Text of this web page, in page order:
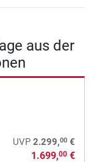
aus der
UVP 2.299,00€
1.699,00€